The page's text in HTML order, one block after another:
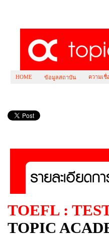
HOME ข้อมูลสถาบัน ความเชื่
TOEFL :
TOPIC